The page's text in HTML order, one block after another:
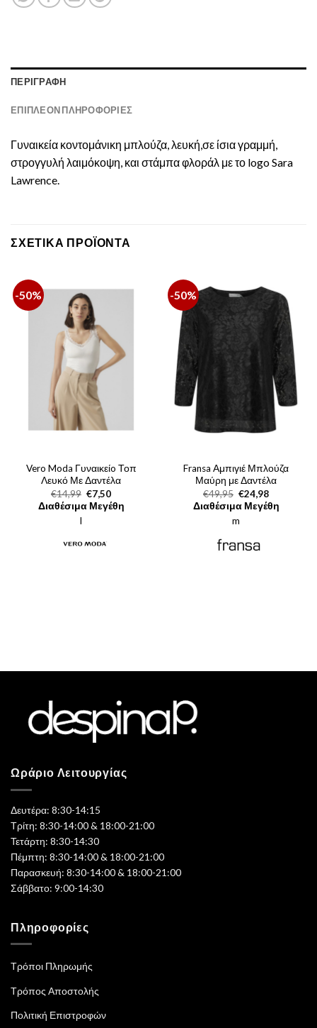
ΠΕΡΙΓΡΑΦΉ
ΕΠΙΠΛΈΟΝ ΠΛΗΡΟΦΟΡΊΕΣ
Γυναικεία κοντομάνικη μπλούζα, λευκή,σε ίσια γραμμή,
στρογγυλή λαιμόκοψη, και στάμπα φλοράλ με το logo Sara
Lawrence.
ΣΧΕΤΙΚΆ ΠΡΟΪΌΝΤΑ
-50%
Vero Moda Γυναικείo Τοπ
Λευκό Με Δαντέλα
€14,99 Original
price
was:
€7,50Η
τρέχουσα
τιμή
Διαθέσιμα Μεγέθη
l
-50%
Fransa Αμπιγιέ Μπλούζα
Μαύρη με Δαντέλα
€49,95 Original
price
was:
€49,95.
€24,98Η
τρέχουσα
τιμή
Διαθέσιμα Μεγέθη
m
Ωράριο Λειτουργίας
Δευτέρα: 8:30-14:15
Τρίτη: 8:30-14:00 & 18:00-21:00
Τετάρτη: 8:30-14:30
Πέμπτη: 8:30-14:00 & 18:00-21:00
Παρασκευή: 8:30-14:00 & 18:00-21:00
Σάββατο: 9:00-14:30
Πληροφορίες
Τρόποι Πληρωμής
Τρόπος Αποστολής
Πολιτική Επιστροφών